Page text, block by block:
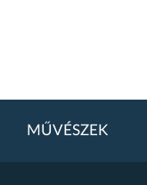
MŰVÉSZEK